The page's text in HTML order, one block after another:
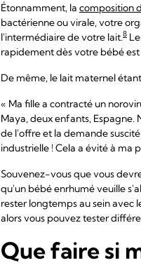
Étonnamment, la composition
bactérienne ou virale, votre
l'intermédiaire de votre lait.8
rapidement dès votre bébé
De même, le lait maternel
« Ma fille a contracté un
Maya, deux enfants, Espagne.
de l'offre et la demande
industrielle ! Cela a évité à ma
Souvenez-vous que vous
qu'un bébé enrhumé veuille
rester longtemps au sein avec
alors vous pouvez tester
Que faire si